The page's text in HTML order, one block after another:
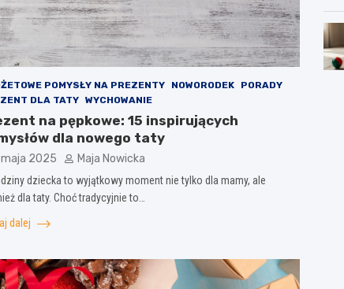
POMYSŁY NA PREZENTY NOWORODEK
PORADY
DLA TATY WYCHOWANIE
na pępkowe: 15 inspirujących
dla nowego taty
maja 2025 Maja Nowicka
dziecka to wyjątkowy moment nie tylko dla mamy, ale
dla taty. Choć tradycyjnie to…
dalej